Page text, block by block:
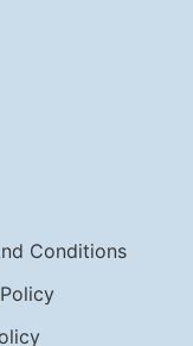
Conditions